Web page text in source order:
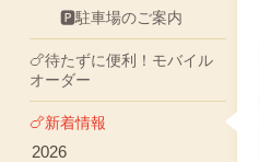
🅿駐車場のご案内
🍗待たずに便利！モバイル
オーダー
🍗新着情報
2026